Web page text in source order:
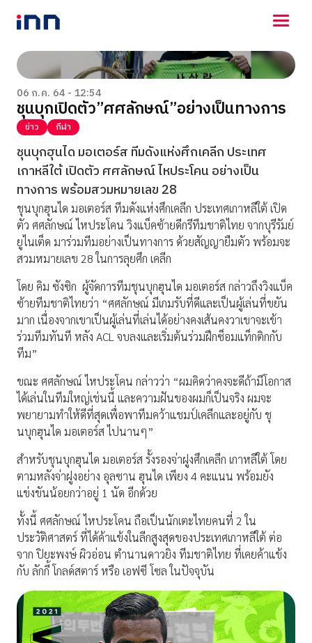
NEWS
ENTERTAINMENT
LIFESTYLE
HOROSCOPE
LOTTERY
VIDEO
ร่วมด้วยช่วยกัน
06 ก.ค. 64 - 12:54
ชุนบุกเปิดตัว”ศศลักษณ์”อย่างเป็นทางการ
ข่าว กีฬา
ชุนบุกฮุนได มอเตอร์ส ทีมดังแห่งศึกเคลีก ประเทศ
เกาหลีใต้ เปิดตัว ศศลักษณ์ ไหประโคน อย่างเป็น
ทางการ พร้อมสวมหมายเลข 28
ชุนบุกฮุนได มอเตอร์ส ทีมดังแห่งศึกเคลีก ประเทศเกาหลีใต้ เปิด
ตัว ศศลักษณ์ ไหประโคน วิงแบ็คซ้ายดีกรีทีมชาติไทย จากบุรีรัมย์
ยูไนเต็ด มาร่วมทีมอย่างเป็นทางการ ด้วยสัญญายืมตัว พร้อมจะ
สวมหมายเลข 28 ในการลุยศึก เคลีก
โดย คิม ซังซิก ผู้จัดการทีมชุนบุกฮุนได มอเตอร์ส กล่าวถึงวิงแบ็ค
ซ้ายทีมชาติไทยว่า “ศศลักษณ์ มีเกมรับที่ดีและเป็นผู้เล่นที่ขยัน
มาก เนื่องจากเขาเป็นผู้เล่นที่เล่นได้อย่างคงเส้นคงวาเขาจะเข้า
ร่วมทีมทันที หลัง ACL จบลงและเริ่มต้นร่วมฝึกซ็อมแท็กติกกับ
ทีม”
ขณะ ศศลักษณ์ ไหประโคน กล่าวว่า “ผมคิดว่าคงจะดีถ้ามีโอกาส
ได้เล่นในทีมใหญ่เช่นนี้ และความฝันของผมก็เป็นจริง ผมจะ
พยายามทำให้ดีที่สุดเพื่อพาทีมคว้าแชมป์เคลีกและอยู่กับ ชุ
นบุกฮุนได มอเตอร์ส ไปนานๆ”
สำหรับชุนบุกฮุนได มอเตอร์ส รั้งรองจ่าฝูงศึกเคลีก เกาหลีใต้ โดย
ตามหลังจ่าฝูงอย่าง อุลซาน ฮุนได เพียง 4 คะแนน พร้อมยัง
แข่งขันน้อยกว่าอยู่ 1 นัด อีกด้วย
ทั้งนี้ ศศลักษณ์ ไหประโคน ถือเป็นนักเตะไทยคนที่ 2 ใน
ประวัติศาสตร์ ที่ได้ค้าแข้งในลีกสูงสุดของประเทศเกาหลีใต้ ต่อ
จาก ปิยะพงษ์ ผิวอ่อน ตำนานดาวยิง ทีมชาติไทย ที่เคยค้าแข้ง
กับ ลักกี้ โกลด์สตาร์ หรือ เอฟซี โซล ในปัจจุบัน